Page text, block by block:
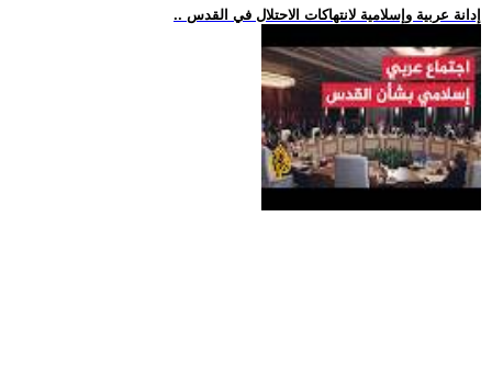
.. إدانة عربية وإسلامية لانتهاكات الاحتلال في القدس